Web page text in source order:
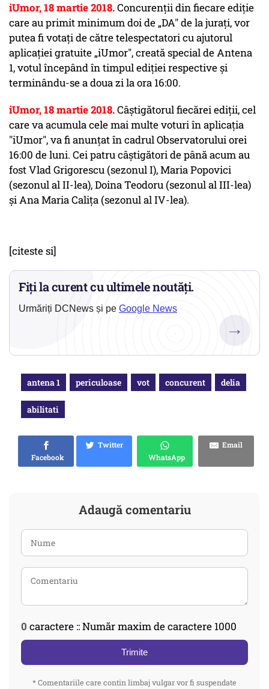
iUmor, 18 martie 2018.Concurenţii din fiecare ediţie
care au primit minimum doi de „DA" de la juraţi, vor
putea fi votaţi de către telespectatori cu ajutorul
aplicaţiei gratuite „iUmor", creată special de Antena
1, votul începând în timpul ediţiei respective şi
terminându-se a doua zi la ora 16:00.
iUmor, 18 martie 2018.Câştigătorul fiecărei ediţii, cel
care va acumula cele mai multe voturi în aplicaţia
"iUmor", va fi anunţat în cadrul Observatorului orei
16:00 de luni. Cei patru câștigători de până acum au
fost Vlad Grigorescu (sezonul I), Maria Popovici
(sezonul al II-lea), Doina Teodoru (sezonul al III-lea)
și Ana Maria Calița (sezonul al IV-lea).
[citeste si]
Fiți la curent cu ultimele noutăți.
Urmăriți DCNews și pe Google News
→
antena 1 periculoase vot concurent delia
abilitati
Facebook
Twitter
WhatsApp
Email
Adaugă comentariu
0 caractere :: Număr maxim de caractere 1000
Trimite
* Comentariile care contin limbaj vulgar vor fi suspendate